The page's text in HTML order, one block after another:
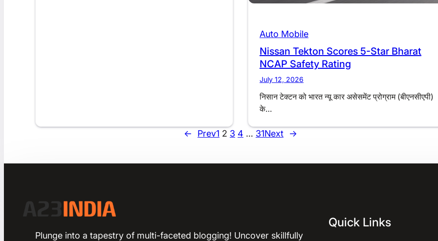
Auto Mobile
Nissan Tekton Scores 5-Star Bharat
NCAP Safety Rating
July 12, 2026
निसान टेक्टन को भारत न्यू कार असेसमेंट प्रोग्राम (बीएनसीएपी)
के…
← Prev1 2 3 4 … 31Next →
Plunge into a tapestry of multi-faceted blogging! Uncover skillfully
Quick Links